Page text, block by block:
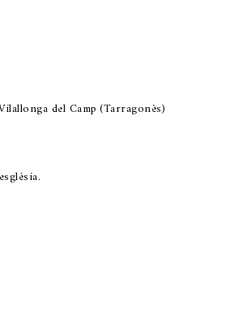
del Camp (Tarragonès)